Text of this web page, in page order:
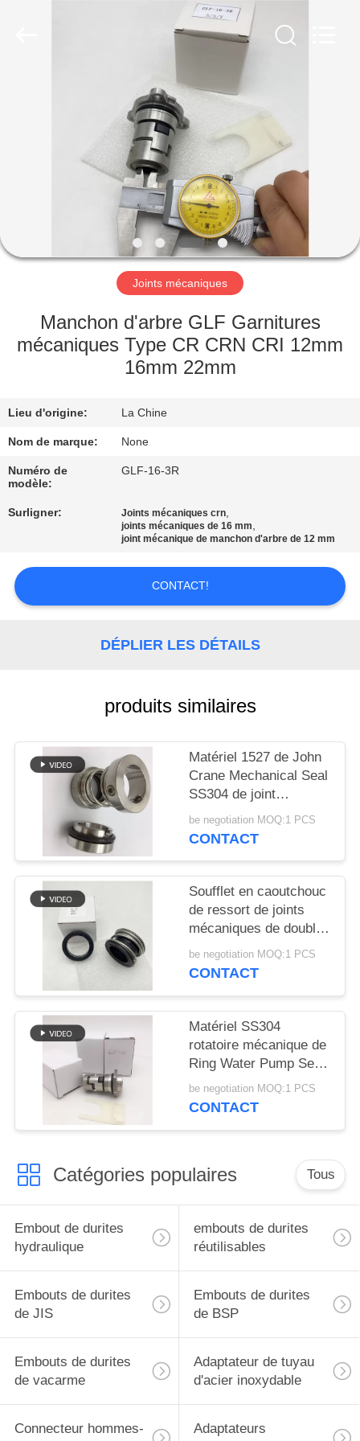
DE
NOUS
VISITE
D'USINE
DE
QUALITÉ
NOUS
DEMANDEZ
UNE
PRIVACY
POLICY
Joints mécaniques
Manchon d'arbre GLF Garnitures
mécaniques Type CR CRN CRI 12mm
16mm 22mm
Lieu d'origine: La Chine
Nom de marque: None
Numéro de
modèle:
GLF-16-3R
Surligner: Joints mécaniques crn,
joints mécaniques de 16 mm,
joint mécanique de manchon d'arbre de 12 mm
CONTACT!
DÉPLIER LES DÉTAILS
produits similaires
Matériel 1527 de John
Crane Mechanical Seal
SS304 de joint
circulaire de réparation
be negotiation MOQ:1 PCS
CONTACT
Soufflet en caoutchouc
de ressort de joints
mécaniques de double
visage simple
d'extrémité
be negotiation MOQ:1 PCS
CONTACT
Matériel SS304
rotatoire mécanique de
Ring Water Pump Seal
12mm
be negotiation MOQ:1 PCS
CONTACT
Catégories populaires Tous
Embout de durites
hydraulique
embouts de durites
réutilisables
Embouts de durites
de JIS
Embouts de durites
de BSP
Embouts de durites
de vacarme
Adaptateur de tuyau
d'acier inoxydable
Connecteur hommes-
Adaptateurs